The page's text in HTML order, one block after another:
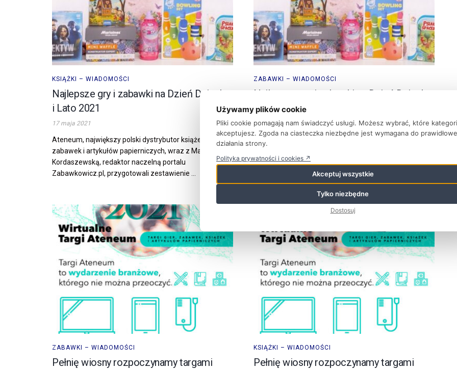
KSIĄŻKI – WIADOMOŚCI
Najlepsze gry i zabawki na Dzień Dziecka
i Lato 2021
17 maja 2021
Ateneum, największy polski dystrybutor książek, gier,
zabawek i artykułów papierniczych, wraz z Magdaleną
Kordaszewską, redaktor naczelną portalu
Zabawkowicz.pl, przygotowali zestawienie ...
ZABAWKI – WIADOMOŚCI
Najlepsze gry i zabawki na Dzień Dziecka
i Lato 2021
17 maja 2021
Ateneum, największy polski dystrybutor książek, gier,
Kordaszewską, redaktor naczelną portalu
Zabawkowicz.pl, przygotowali zestawienie ...
ZABAWKI – WIADOMOŚCI
Pełnię wiosny rozpoczynamy targami
KSIĄŻKI – WIADOMOŚCI
Pełnię wiosny rozpoczynamy targami
Używamy plików cookie
Pliki cookie pomagają nam świadczyć usługi. Możesz wybrać, które
akceptujesz. Zgoda na ciasteczka niezbędne jest wymagana do
działania strony.
Polityka prywatności i cookies ↗
Akceptuj wszystkie
Tylko niezbędne
Dostosuj